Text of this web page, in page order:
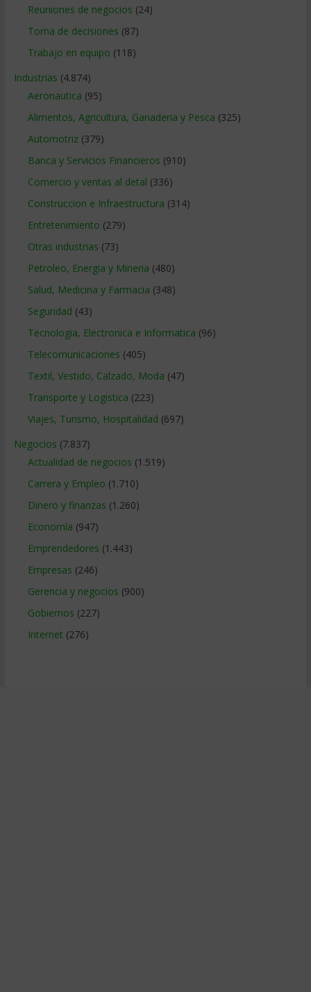
Reuniones de negocios (24)
Toma de decisiones (87)
Trabajo en equipo (118)
Industrias (4.874)
Aeronautica (95)
Alimentos, Agricultura, Ganaderia y Pesca (325)
Automotriz(379)
Banca y Servicios Financieros (910)
Comercio y ventas al detal (336)
Construccion e Infraestructura (314)
Entretenimiento (279)
Otras industrias (73)
Petroleo, Energia y Mineria (480)
Salud, Medicina y Farmacia (348)
Seguridad (43)
Tecnologia, Electronica e Informatica (96)
Telecomunicaciones (405)
Textil, Vestido, Calzado, Moda (47)
Transporte y Logistica (223)
Viajes, Turismo, Hospitalidad (697)
Negocios (7.837)
Actualidad de negocios (1.519)
Carrera y Empleo (1.710)
Dinero y finanzas (1.260)
Economía (947)
Emprendedores (1.443)
Empresas (246)
Gerencia y negocios (900)
Gobiernos (227)
Internet (276)